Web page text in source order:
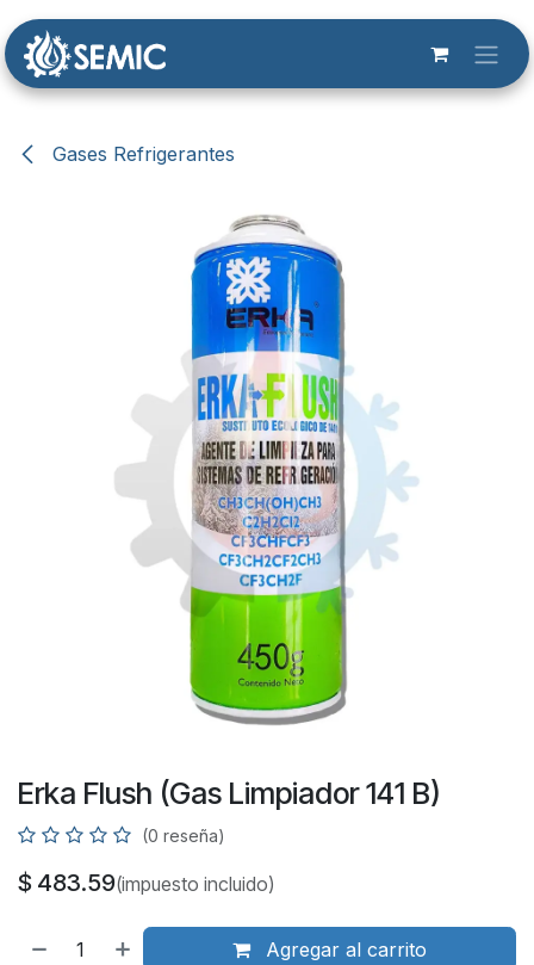
Ir al contenido
Gases Refrigerantes
Erka Flush (Gas Limpiador 141 B)
(0 reseña)
$ 483.59(impuesto incluido)
Agregar al carrito